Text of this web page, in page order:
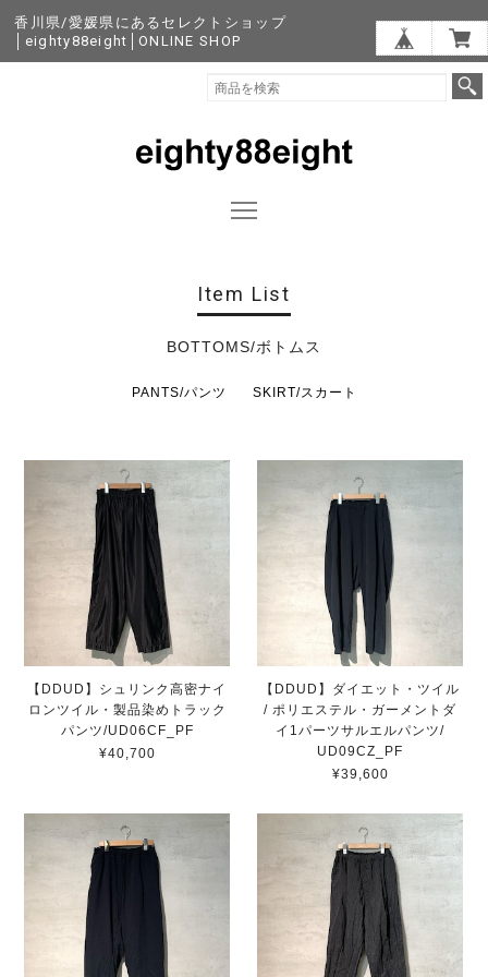
香川県/愛媛県にあるセレクトショップ
│eighty88eight│ONLINE SHOP
Item List
BOTTOMS/ボトムス
PANTS/パンツ SKIRT/スカート
【DDUD】シュリンク高密ナイ
ロンツイル・製品染めトラック
パンツ/UD06CF_PF
¥40,700
【DDUD】ダイエット・ツイル
/ ポリエステル・ガーメントダ
イ1パーツサルエルパンツ/
UD09CZ_PF
¥39,600